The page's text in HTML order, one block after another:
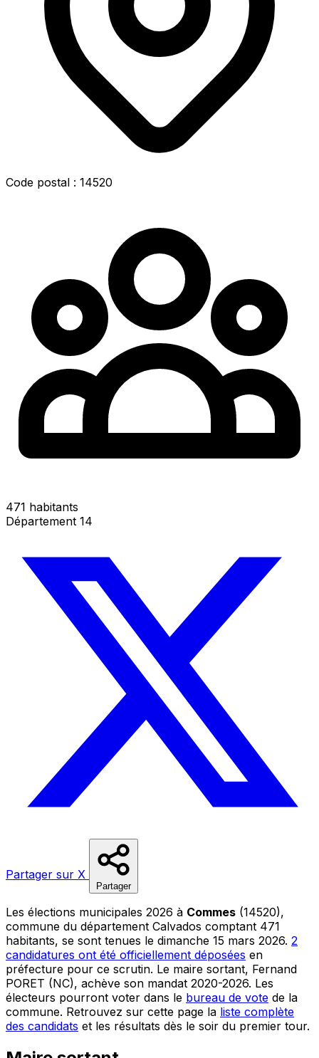
Code postal : 14520
471 habitants
Département 14
Partager sur X
Partager
Les élections municipales 2026 à Commes (14520),
commune du département Calvados comptant 471
habitants, se sont tenues le dimanche 15 mars 2026. 2
candidatures ont été officiellement déposées en
préfecture pour ce scrutin. Le maire sortant, Fernand
PORET (NC), achève son mandat 2020-2026. Les
électeurs pourront voter dans le bureau de vote de la
commune. Retrouvez sur cette page la liste complète
des candidats et les résultats dès le soir du premier tour.